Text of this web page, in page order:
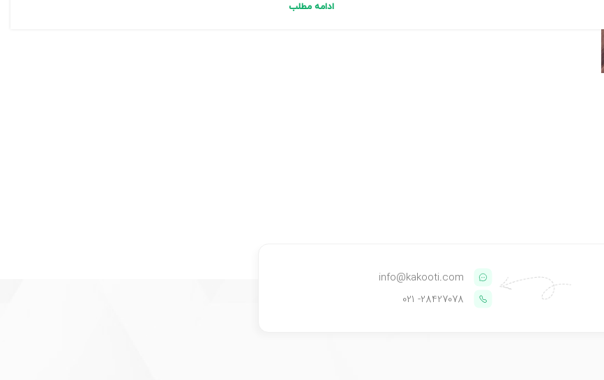
ادامه مطلب
info@kakooti.com
28427078
- 021